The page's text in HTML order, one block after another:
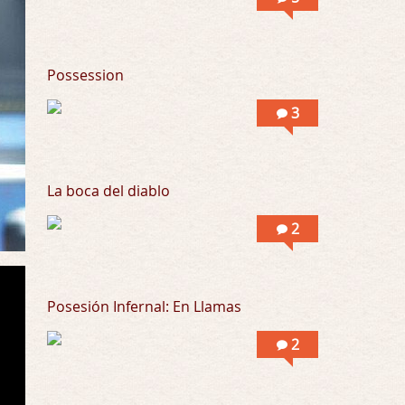
Possession
3
La boca del diablo
2
Posesión Infernal: En Llamas
2